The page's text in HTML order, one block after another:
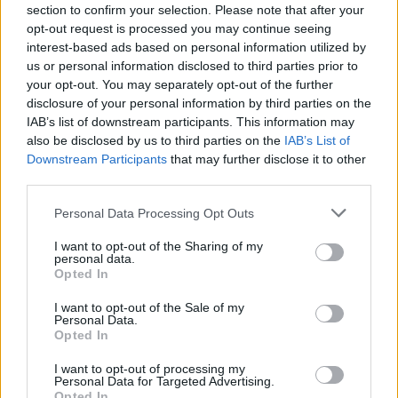
section to confirm your selection. Please note that after your
opt-out request is processed you may continue seeing
interest-based ads based on personal information utilized by
us or personal information disclosed to third parties prior to
your opt-out. You may separately opt-out of the further
disclosure of your personal information by third parties on the
IAB’s list of downstream participants. This information may
also be disclosed by us to third parties on the IAB’s List of
Downstream Participants that may further disclose it to other
Please note that this website/app uses one or more Google
not limited to your visit or usage behaviour. You may click to
grant or deny consent to Google and its third-party tags to
use your data for below specified purposes in below Google
consent section.
Personal Data Processing Opt Outs
I want to opt-out of the Sharing of my
personal data.
Opted In
I want to opt-out of the Sale of my
Personal Data.
Opted In
I want to opt-out of processing my
Personal Data for Targeted Advertising.
portato a infrastrutture di sorveglianza. I programmi
diidentità digitale nazionalesono stati promossi
come strumenti di inclusione e spesso sono
diventati strumenti di esclusione.Free Basicsè
stato presentato come un modo per fornire
connettività, ma in realtà era una strategia di
L’Intelligenza Artificiale sovrana segue lo stesso
schema: una promessa politicamente attraente, un
venditore che la spinge con forza, una comunità di
che finisce sulle bilance nazionali che non possono
permetterselo. La sovranità è l’involucro, la
dipendenza è il contenuto.